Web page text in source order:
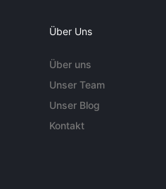
Über Uns
Über uns
Unser Team
Unser Blog
Kontakt